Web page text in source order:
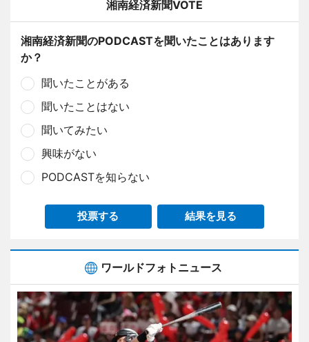
湘南経済新聞VOTE
湘南経済新聞のPODCASTを聞いたことはあります
か？
聞いたことがある
聞いたことはない
聞いてみたい
興味がない
PODCASTを知らない
投票する 結果を見る
ワールドフォトニュース